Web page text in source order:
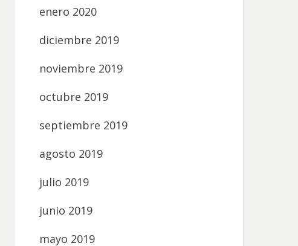
enero 2020
diciembre 2019
noviembre 2019
octubre 2019
septiembre 2019
agosto 2019
julio 2019
junio 2019
mayo 2019